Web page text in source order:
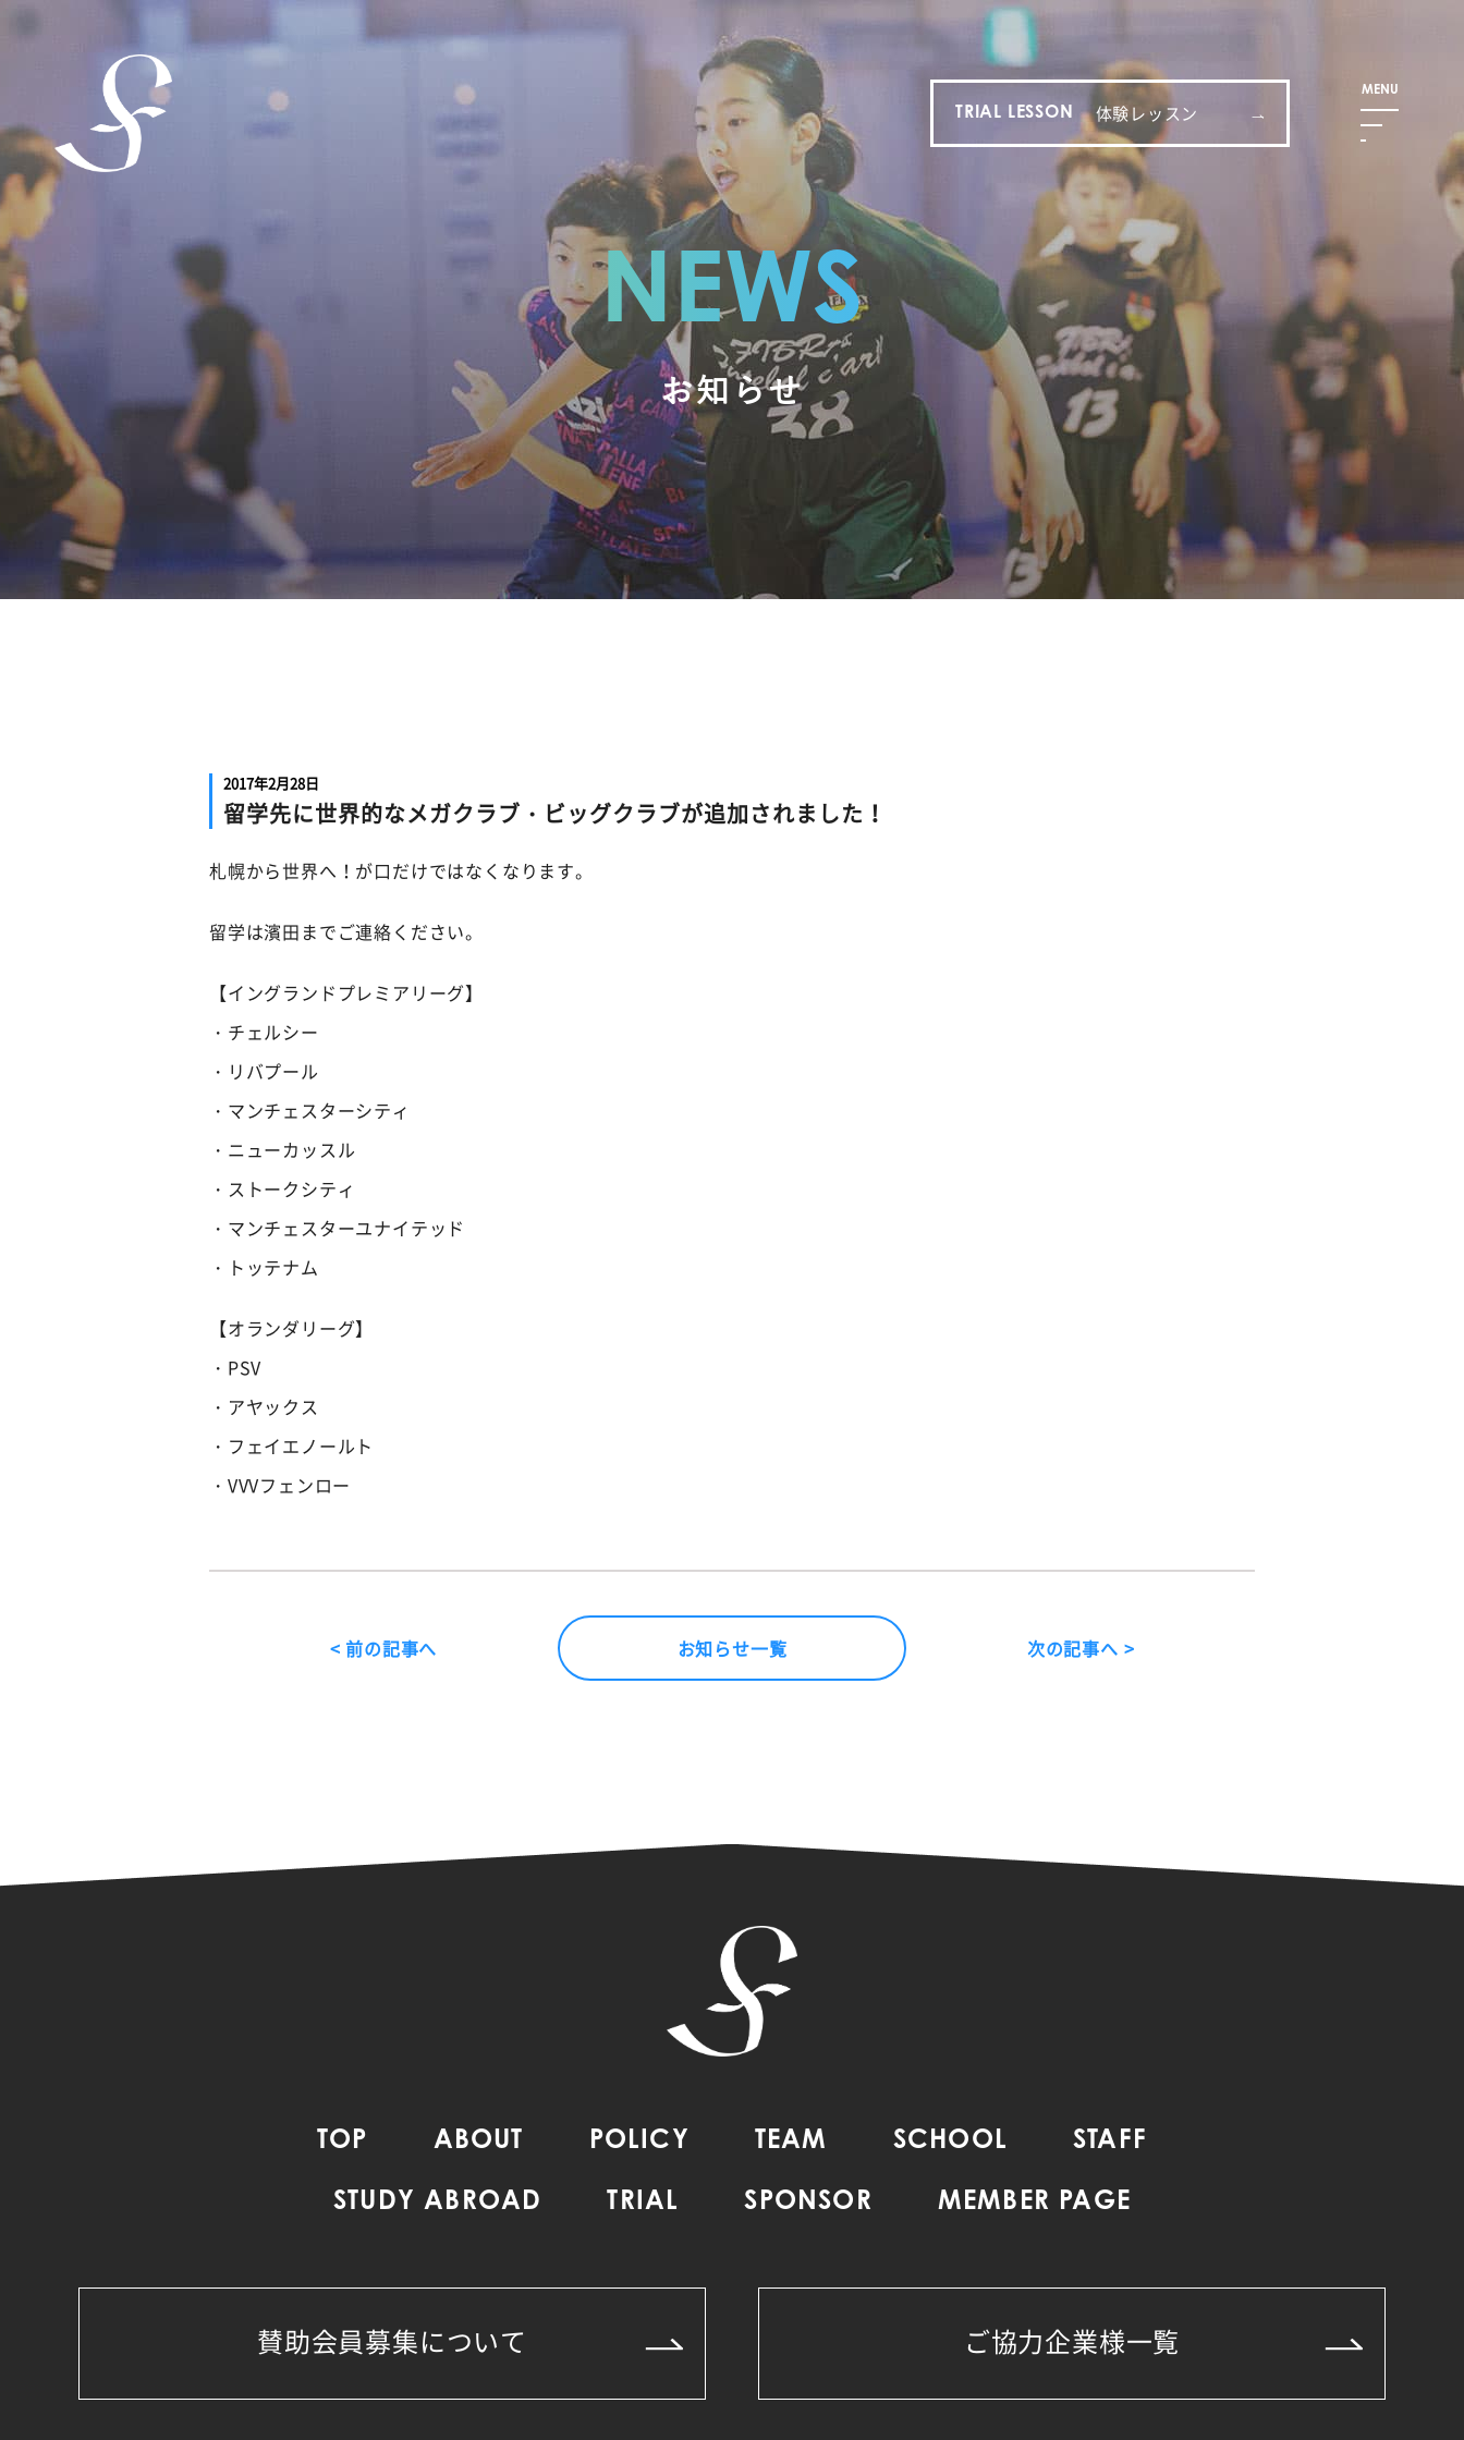
TRIAL LESSON 体験レッスン
NEWS
お知らせ
2017年2月28日
留学先に世界的なメガクラブ・ビッグクラブが追加されました！
札幌から世界へ！が口だけではなくなります。
留学は濱田までご連絡ください。
【イングランドプレミアリーグ】
・チェルシー
・リバプール
・マンチェスターシティ
・ニューカッスル
・ストークシティ
・マンチェスターユナイテッド
・トッテナム
【オランダリーグ】
・PSV
・アヤックス
・フェイエノールト
・VVVフェンロー
< 前の記事へ お知らせ一覧 次の記事へ >
TOP ABOUT POLICY TEAM SCHOOL STAFF
STUDY ABROAD TRIAL SPONSOR MEMBER PAGE
賛助会員募集について ご協力企業様一覧